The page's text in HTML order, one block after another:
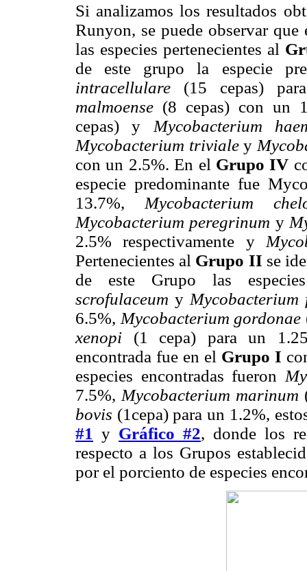
Si analizamos los resultados
Runyon, se puede observar
las especies pertenecientes al
de este grupo la especie
intracellulare (15 cepas)
malmoense (8 cepas) con un
cepas) y Mycobacterium
Mycobacterium trivialey
con un 2.5%. En el Grupo IV
especie predominante fue
13.7%, Mycobacterium
Mycobacterium peregrinum y
2.5% respectivamente y
Pertenecientes al Grupo II se
de este Grupo las
scrofulaceum y Mycobacterium
6.5%, Mycobacterium gordonae
xenopi (1 cepa) para un
encontrada fue en el Grupo I
especies encontradas fueron
7.5%, Mycobacterium marinum
bovis (1cepa) para un 1.2%,
#1 y Gráfico #2, donde los
respecto a los Grupos
por el porciento de especies